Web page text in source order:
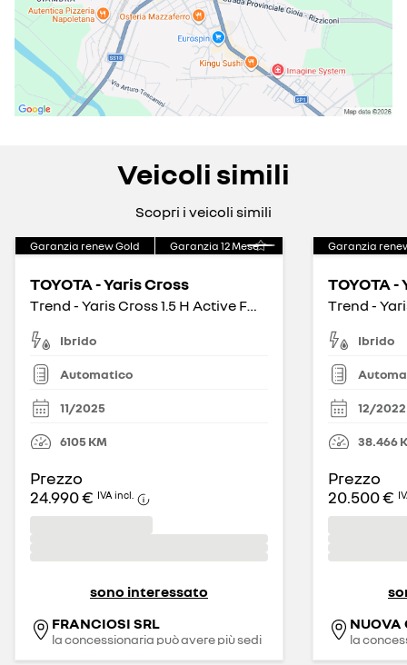
Veicoli simili
Scopri i veicoli simili
Garanzia renew Gold Garanzia 12Mese
TOYOTA - Yaris Cross
Trend - Yaris Cross 1.5 H Active FWD e-CVT 115cv
Ibrido
Automatico
11/2025
6105 KM
Prezzo
24.990 € IVA incl.
sono interessato
FRANCIOSI SRL
la concessionaria può avere più sedi
Garanzia
TOYOTA -
Ibrido
12/2022
38.466
Prezzo
20.500 €
NUOVA
la